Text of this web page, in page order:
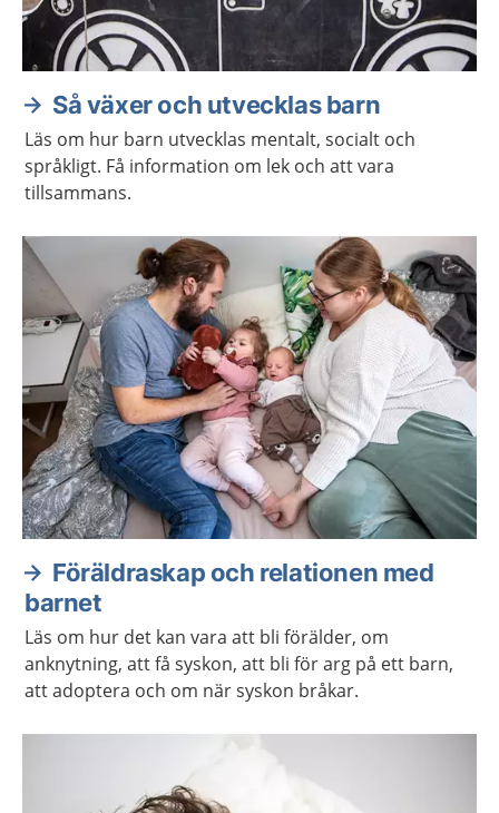
Så växer och utvecklas barn
Läs om hur barn utvecklas mentalt, socialt och
språkligt. Få information om lek och att vara
tillsammans.
Föräldraskap och relationen med
barnet
Läs om hur det kan vara att bli förälder, om
anknytning, att få syskon, att bli för arg på ett barn,
att adoptera och om när syskon bråkar.